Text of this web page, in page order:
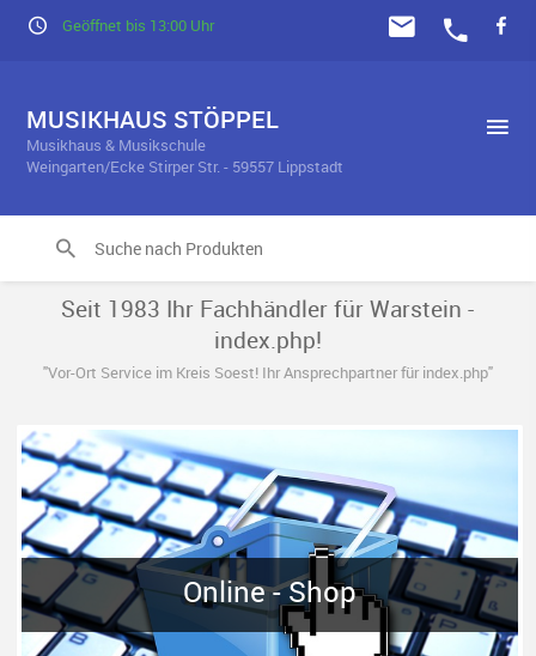
Geöffnet bis 13:00 Uhr
MUSIKHAUS STÖPPEL
Musikhaus & Musikschule
Weingarten/Ecke Stirper Str. - 59557 Lippstadt
Seit 1983 Ihr Fachhändler für Warstein -
index.php!
"Vor-Ort Service im Kreis Soest! Ihr Ansprechpartner für index.php"
Online - Shop